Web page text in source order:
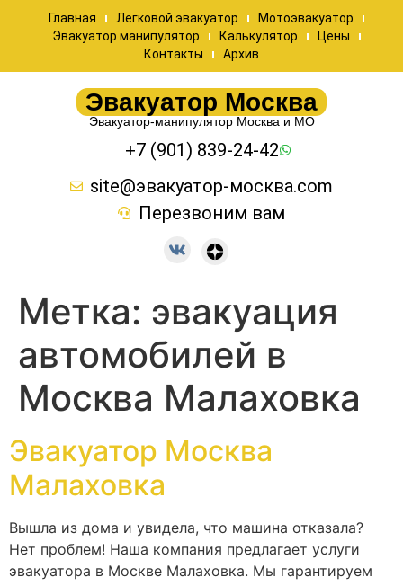
Главная Легковой эвакуатор
Мотоэвакуатор
Эвакуатор манипулятор
Калькулятор
Цены
Контакты
Архив
Эвакуатор Москва
Эвакуатор-манипулятор Москва и МО
+7 (901) 839-24-42
site@эвакуатор-москва.com
Перезвоним вам
Метка: эвакуация
автомобилей в
Москва Малаховка
Эвакуатор Москва
Малаховка
Вышла из дома и увидела, что машина отказала?
Нет проблем! Наша компания предлагает услуги
эвакуатора в Москве Малаховка. Мы гарантируем